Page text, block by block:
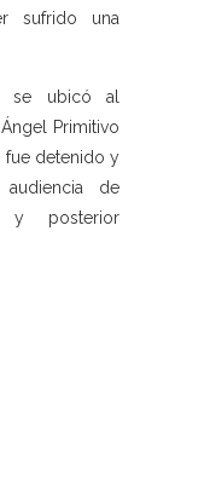
sufrido una
se ubicó al
Primitivo
fue detenido y
de
y posterior